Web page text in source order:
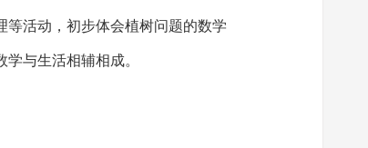
等活动，初步体会植树问题的数学
与生活相辅相成。